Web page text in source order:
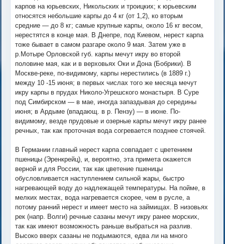
карпов на юрьевских, Никольских и троицких; к юрьевским
относятся небольшие карпы до 4 кг (от 1,2), ко вторым
средние — до 8 кг; самые крупные карпы, около 16 кг весом,
нерестятся в конце мая. В Днепре, под Киевом, нерест карпа
тоже бывает в самом разгаре около 9 мая. Затем уже в
р.Мотыре Орловской губ. карпы мечут икру во второй
половине мая, как и в верховьях Оки и Дона (Бобрики). В
Москве-реке, по-видимому, карпы нерестились (в 1889 г.)
между 10 -15 июня; в первых числах того же месяца мечут
икру карпы в прудах Николо-Угрешского монастыря. В Суре
под Симбирском — в мае, иногда запаздывая до середины
июня; в Ардыме (впадающ. в р. Пензу) — в июне. По-
видимому, везде прудовые и озерные карпы мечут икру ранее
речных, так как проточная вода согревается позднее стоячей.
В Германии главный нерест карпа совпадает с цветением
пшеницы (Эренкрейц), и, вероятно, эта примета окажется
верной и для России, так как цветение пшеницы
обусловливается наступлением сильной жары, быстро
нагревающей воду до надлежащей температуры. На пойме, в
мелких местах, вода нагревается скорее, чем в русле, а
потому ранний нерест и имеет место на займищах. В низовьях
рек (напр. Волги) речные сазаны мечут икру ранее морских,
так как имеют возможность раньше выбраться на разлив.
Высоко вверх сазаны не подымаются, едва ли на много